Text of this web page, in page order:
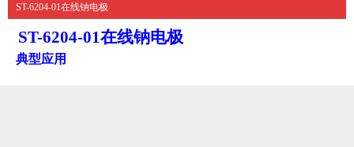
ST-6204-01在线钠电极
ST-6204-01在线钠电极
典型应用